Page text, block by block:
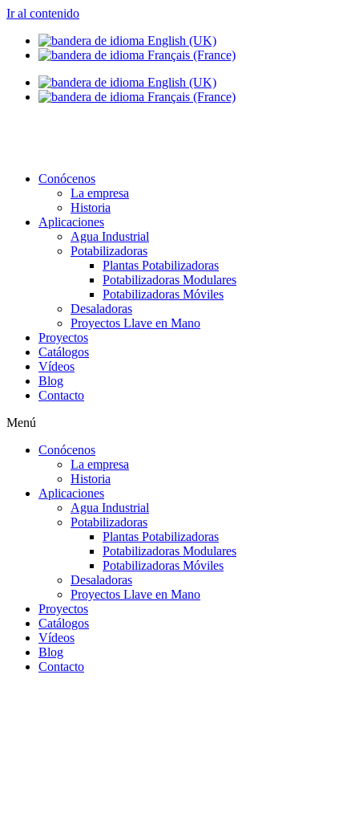
Ir al contenido
Conócenos
La empresa
Historia
Aplicaciones
Agua Industrial
Potabilizadoras
Plantas Potabilizadoras
Potabilizadoras Modulares
Potabilizadoras Móviles
Desaladoras
Proyectos Llave en Mano
Proyectos
Catálogos
Vídeos
Blog
Contacto
Menú
Conócenos
La empresa
Historia
Aplicaciones
Agua Industrial
Potabilizadoras
Plantas Potabilizadoras
Potabilizadoras Modulares
Potabilizadoras Móviles
Desaladoras
Proyectos Llave en Mano
Proyectos
Catálogos
Vídeos
Blog
Contacto